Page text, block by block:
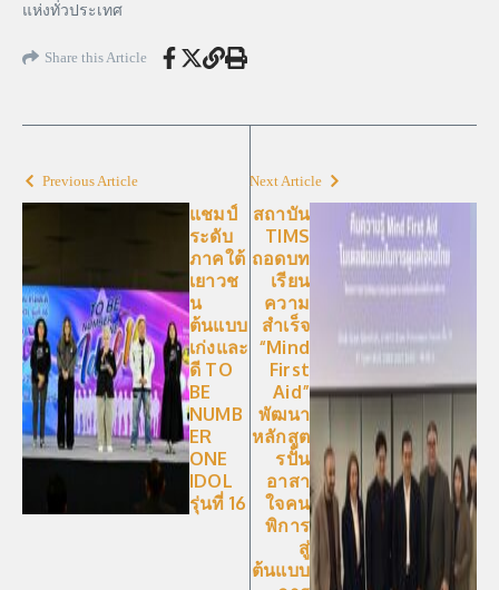
แห่งทั่วประเทศ
Share this Article
Previous Article
แชมป์
ระดับ
ภาคใต้
เยาวช
น
ต้นแบบ
เก่งและ
ดี TO
BE
NUMB
ER
ONE
IDOL
รุ่นที่ 16
Next Article
สถาบัน
TIMS
ถอดบท
เรียน
ความ
สำเร็จ
“Mind
First
Aid”
พัฒนา
หลักสูต
รปั้น
อาสา
ใจคน
พิการ
สู่
ต้นแบบ